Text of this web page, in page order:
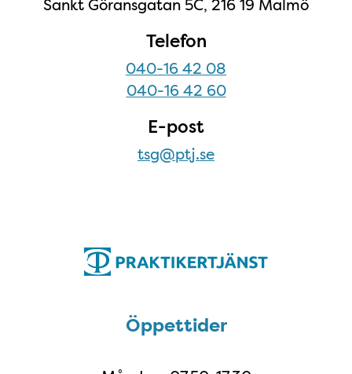
Sankt Göransgatan 5C, 216 19 Malmö
Telefon
040-16 42 08
040-16 42 60
E-post
tsg@ptj.se
Öppettider